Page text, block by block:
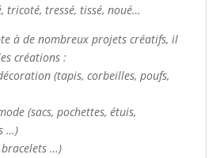
tricoté, tressé, tissé, noué…
à de nombreux projets créatifs, il
créations :
(tapis, corbeilles, poufs,
(sacs, pochettes, étuis,
…)
…)